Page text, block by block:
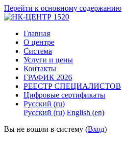
Перейти к основному содержанию
Главная
О центре
Система
Услуги и цены
Контакты
ГРАФИК 2026
РЕЕСТР СПЕЦИАЛИСТОВ
Цифровые сертификаты
Русский ‎(ru)‎
Русский ‎(ru)‎ English ‎(en)‎
Вы не вошли в систему (Вход)